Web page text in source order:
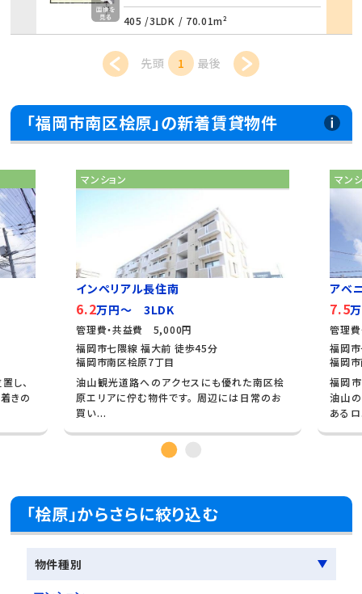
405 /3LDK / 70.01m²
先頭 1 最後
「福岡市南区桧原」の新着賃貸物件
し、
きの
マンション
インペリアル長住南
6.2万円～ 3LDK
管理費・共益費 5,000円
福岡市七隈線 福大前 徒歩45分
福岡市南区桧原7丁目
油山観光道路へのアクセスにも優れた南区桧
原エリアに佇む物件です。 周辺には日常のお
買い...
マン
アベ
7.5
管理
福岡
福岡
福岡
油山
ある
「桧原」からさらに絞り込む
物件種別